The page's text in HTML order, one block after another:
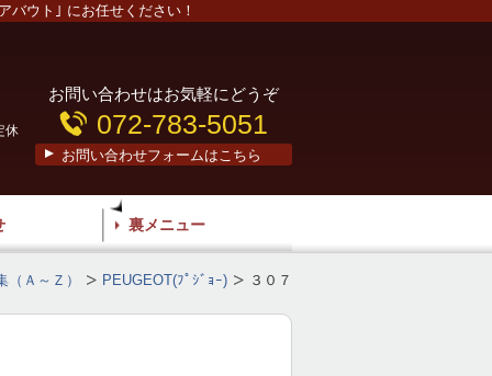
バウト｣ にお任せください！
休
お問い合わせはお気軽にどうぞ
072-783-5051
お問い合わせフォームはこちら
裏メニュー
（Ａ～Ｚ） PEUGEOT(ﾌﾟｼﾞｮｰ) ３０７